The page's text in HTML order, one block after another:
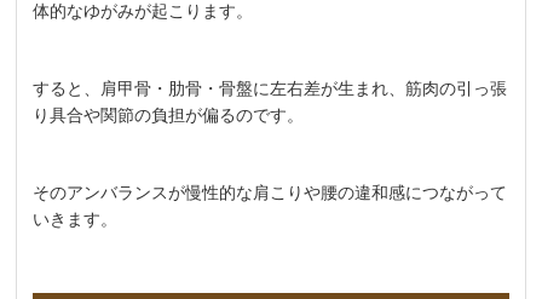
体的なゆがみが起こります。
すると、肩甲骨・肋骨・骨盤に左右差が生まれ、筋肉の引っ張
り具合や関節の負担が偏るのです。
そのアンバランスが慢性的な肩こりや腰の違和感につながって
いきます。